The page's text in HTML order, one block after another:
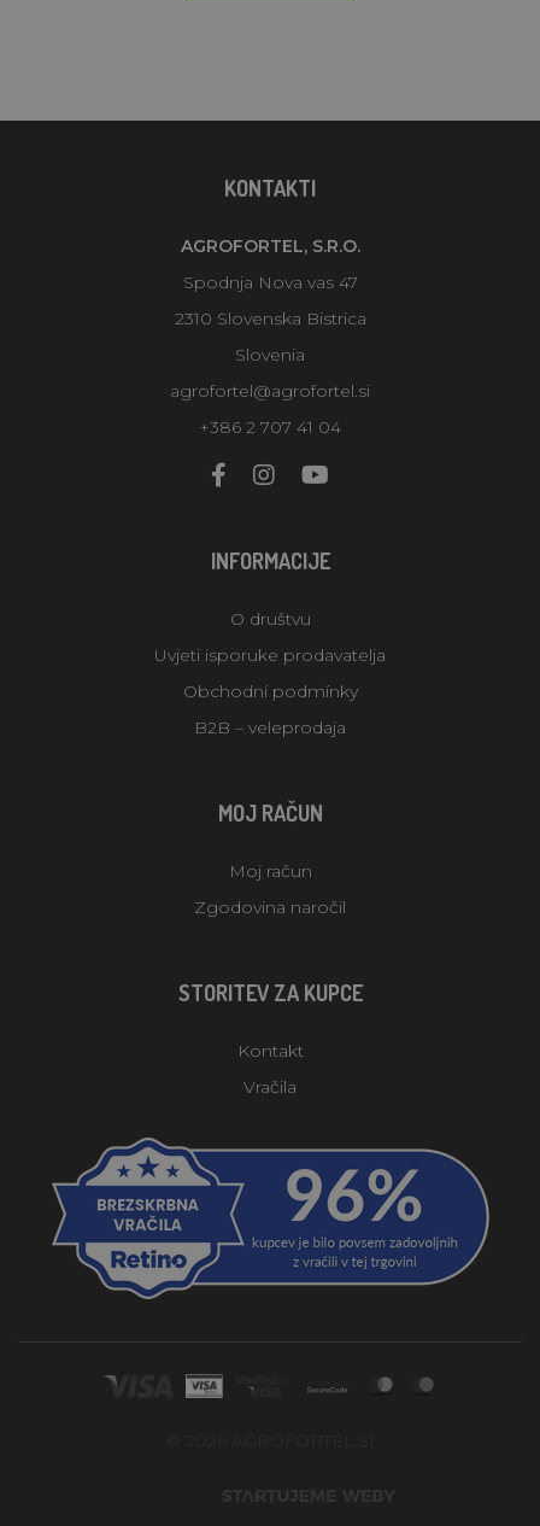
KONTAKTI
AGROFORTEL, S.R.O.
Spodnja Nova vas 47
2310 Slovenska Bistrica
Slovenia
agrofortel@agrofortel.si
+386 2 707 41 04
INFORMACIJE
O društvu
Uvjeti isporuke prodavatelja
Obchodní podmínky
B2B – veleprodaja
MOJ RAČUN
Moj račun
Zgodovina naročil
STORITEV ZA KUPCE
Kontakt
Vračila